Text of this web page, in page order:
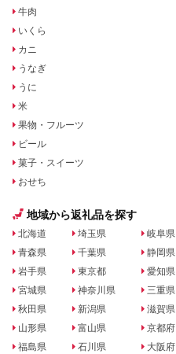
牛肉
いくら
カニ
うなぎ
うに
米
果物・フルーツ
ビール
菓子・スイーツ
おせち
地域から返礼品を探す
北海道
青森県
岩手県
宮城県
秋田県
山形県
福島県
埼玉県
千葉県
東京都
神奈川県
新潟県
富山県
石川県
岐阜県
静岡県
愛知県
三重県
滋賀県
京都府
大阪府